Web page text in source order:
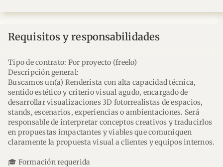
Requisitos y responsabilidades
Tipo de contrato: Por proyecto (freelo)
Descripción general:
Buscamos un(a) Renderista con alta capacidad técnica,
sentido estético y criterio visual agudo, encargado de
desarrollar visualizaciones 3D fotorrealistas de espacios,
stands, escenarios, experiencias o ambientaciones. Será
responsable de interpretar conceptos creativos y traducirlos
en propuestas impactantes y viables que comuniquen
claramente la propuesta visual a clientes y equipos internos.
🎓 Formación requerida